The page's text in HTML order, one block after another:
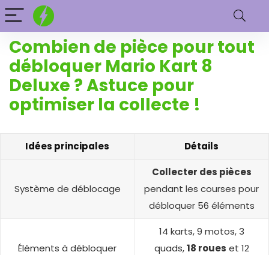
Combien de pièce pour tout
débloquer Mario Kart 8
Deluxe​ ? Astuce pour
optimiser la collecte !
Idées principales Détails
Système de déblocage
Collecter des pièces
pendant les courses pour
débloquer 56 éléments
Éléments à débloquer
14 karts, 9 motos, 3
quads,18 roues et 12